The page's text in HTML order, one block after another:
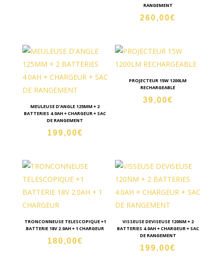
RANGEMENT
260,00€
MEULEUSE D’ANGLE 125MM + 2
BATTERIES 4.0AH + CHARGEUR + SAC
DE RANGEMENT
199,00€
PROJECTEUR 15W 1200LM
RECHARGEABLE
39,00€
TRONCONNEUSE TELESCOPIQUE +1
BATTERIE 18V 2.0AH + 1 CHARGEUR
180,00€
VISSEUSE DEVISEUSE 120NM + 2
BATTERIES 4.0AH + CHARGEUR + SAC
DE RANGEMENT
199,00€